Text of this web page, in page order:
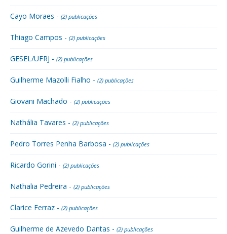
Cayo Moraes - (2) publicações
Thiago Campos - (2) publicações
GESEL/UFRJ - (2) publicações
Guilherme Mazolli Fialho - (2) publicações
Giovani Machado - (2) publicações
Nathália Tavares - (2) publicações
Pedro Torres Penha Barbosa - (2) publicações
Ricardo Gorini - (2) publicações
Nathalia Pedreira - (2) publicações
Clarice Ferraz - (2) publicações
Guilherme de Azevedo Dantas - (2) publicações